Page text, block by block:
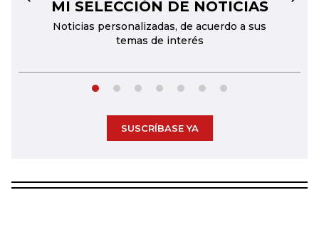
MI SELECCIÓN DE NOTICIAS
Noticias personalizadas, de acuerdo a sus
temas de interés
← →
SUSCRÍBASE YA